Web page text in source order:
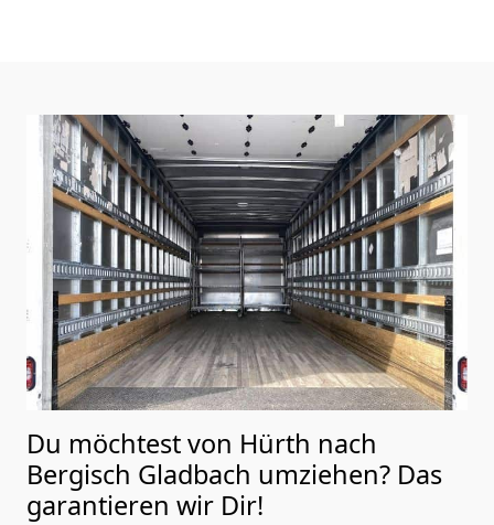
Du möchtest von Hürth nach
Bergisch Gladbach umziehen? Das
garantieren wir Dir!